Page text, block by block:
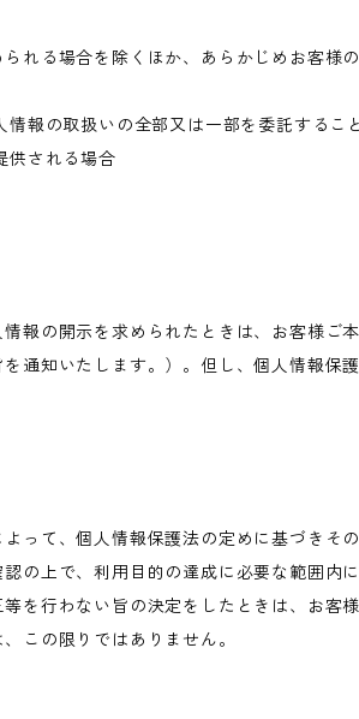
れる場合を除くほか、あらかじめお客様
報の取扱いの全部又は一部を委託する
供される場合
報の開示を求められたときは、お客様ご
通知いたします。）。但し、個人情報保
って、個人情報保護法の定めに基づきそ
の上で、利用目的の達成に必要な範囲内
を行わない旨の決定をしたときは、お客
この限りではありません。